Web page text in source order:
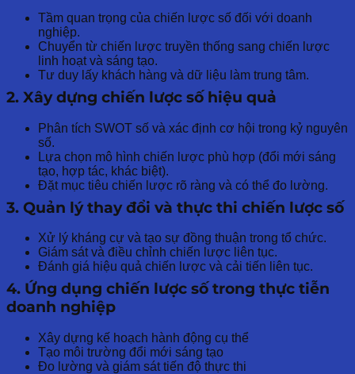
Tầm quan trọng của chiến lược số đối với doanh
nghiệp.
Chuyển từ chiến lược truyền thống sang chiến lược
linh hoạt và sáng tạo.
Tư duy lấy khách hàng và dữ liệu làm trung tâm.
2. Xây dựng chiến lược số hiệu quả
Phân tích SWOT số và xác định cơ hội trong kỷ nguyên
số.
Lựa chọn mô hình chiến lược phù hợp (đổi mới sáng
tạo, hợp tác, khác biệt).
Đặt mục tiêu chiến lược rõ ràng và có thể đo lường.
3. Quản lý thay đổi và thực thi chiến lược số
Xử lý kháng cự và tạo sự đồng thuận trong tổ chức.
Giám sát và điều chỉnh chiến lược liên tục.
Đánh giá hiệu quả chiến lược và cải tiến liên tục.
4. Ứng dụng chiến lược số trong thực tiễn
doanh nghiệp
Xây dựng kế hoạch hành động cụ thể
Tạo môi trường đổi mới sáng tạo
Đo lường và giám sát tiến độ thực thi